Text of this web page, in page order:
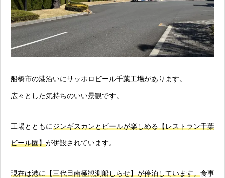
船橋市の港沿いにサッポロビール千葉工場があります。
広々とした気持ちのいい景観です。
工場とともにジンギスカンとビールが楽しめる【レストラン千葉
ビール園】が併設されています。
現在は港に【三代目南極観測船しらせ】が停泊しています。食事